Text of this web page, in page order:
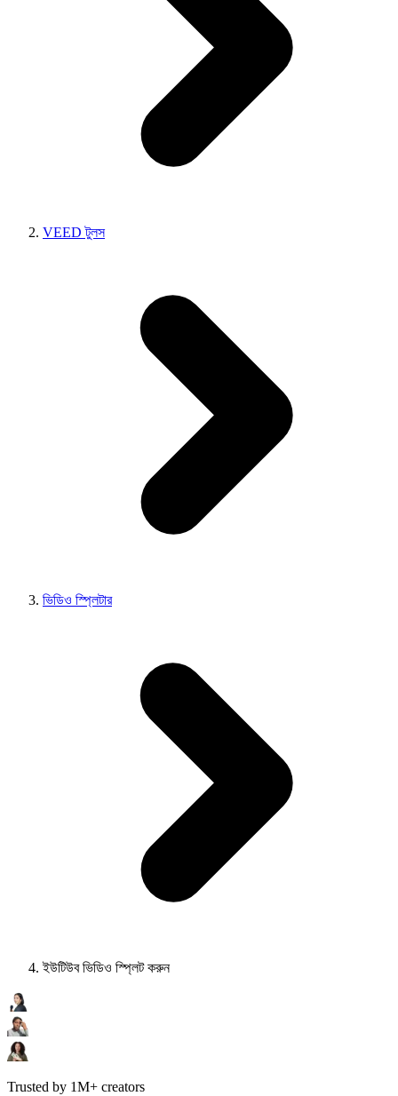
VEED টুলস
ভিডিও স্প্লিটার
ইউটিউব ভিডিও স্প্লিট করুন
Trusted by 1M+ creators